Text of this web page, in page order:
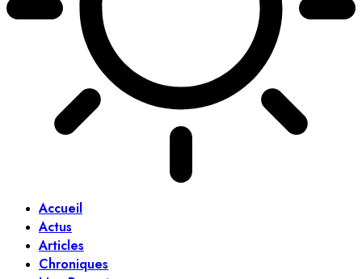
Accueil
Actus
Articles
Chroniques